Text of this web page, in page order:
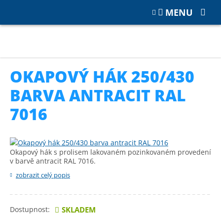
OKAPOVÝ HÁK 250/430
BARVA ANTRACIT RAL
7016
Okapový hák s prolisem lakovaném pozinkovaném provedení
v barvě antracit RAL 7016.
zobrazit celý popis
Dostupnost: SKLADEM
MENU